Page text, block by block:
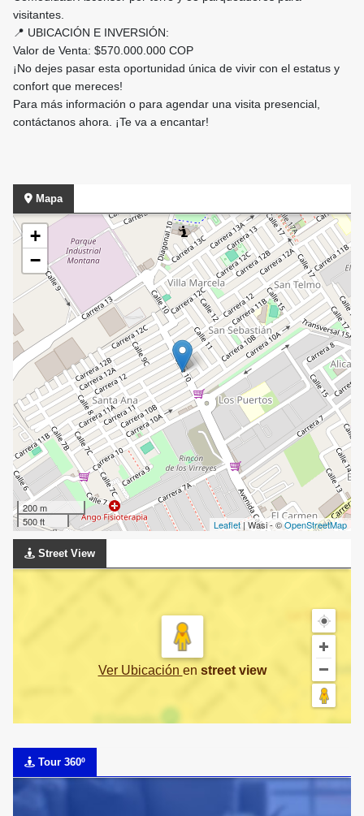
visitantes.
​📍 UBICACIÓN E INVERSIÓN:
​Valor de Venta: $570.000.000 COP
​¡No dejes pasar esta oportunidad única de vivir con el estatus y
confort que mereces!
Para más información o para agendar una visita presencial,
contáctanos ahora. ¡Te va a encantar!
Mapa
+
−
200 m
500 ft
Leaflet| Wasi - ©OpenStreetMap
Street View
Ver Ubicación en street view
Tour 360º